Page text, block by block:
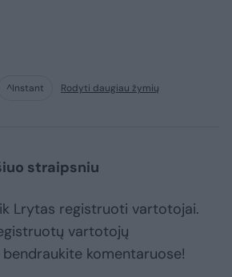
^Instant Rodyti daugiau žymių
straipsniu
Lrytas registruoti vartotojai.
vartotojų
komentaruose!